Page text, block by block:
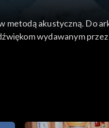
metodą akustyczną. Do
wydawanym
który realizowany jest w